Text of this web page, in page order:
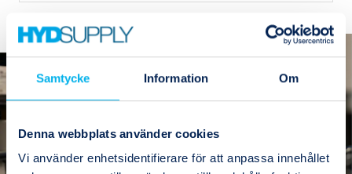
Samtycke Information Om
Denna webbplats använder cookies
Vi använder enhetsidentifierare för att anpassa innehållet